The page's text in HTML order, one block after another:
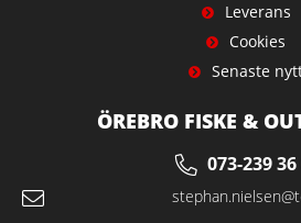
Leverans
Cookies
Senaste
ÖREBRO FISKE &
073-239 36